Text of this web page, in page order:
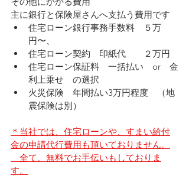
主に銀行と保険屋さんへ支払う費用です
住宅ローン銀行事務手数料　５万
円〜、
住宅ローン契約　印紙代　　２万円
住宅ローン保証料　一括払い　or　金
利上乗せ　の選択
火災保険　年間払い3万円程度　（地
震保険は別）
＊当社では、住宅ローンや、すまい給付
金の申請代行費用も頂いておりません。
全て、無料でお手伝いもしておりま
す。